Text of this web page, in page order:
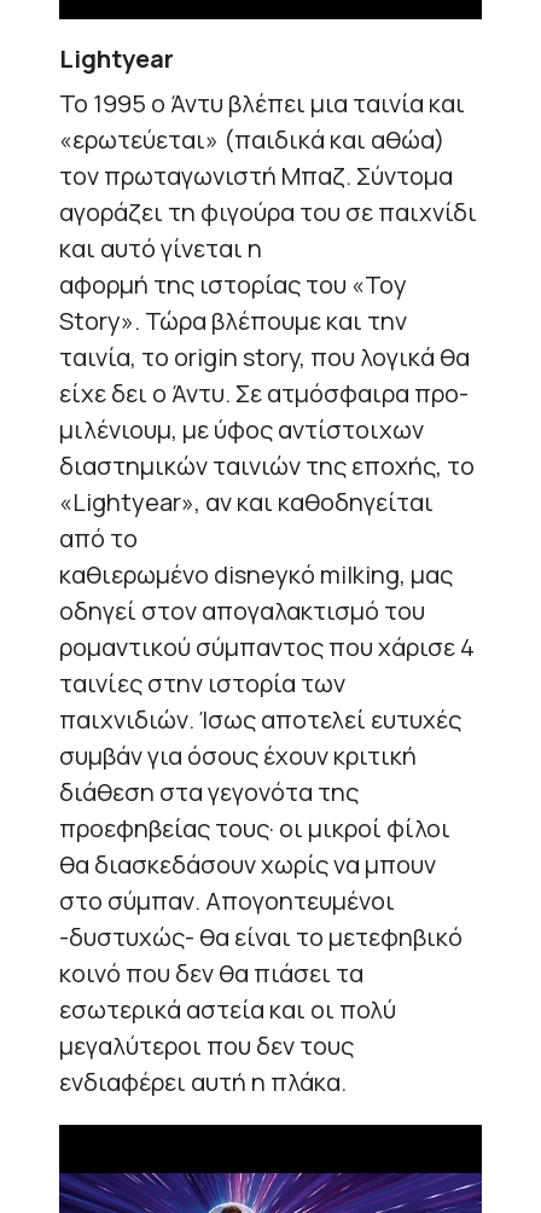
Lightyear
Το 1995 ο Άντυ βλέπει μια ταινία και
«ερωτεύεται» (παιδικά και αθώα)
τον πρωταγωνιστή Μπαζ. Σύντομα
αγοράζει τη φιγούρα του σε παιχνίδι
και αυτό γίνεται η
αφορμή της ιστορίας του «Toy
Story». Τώρα βλέπουμε και την
ταινία, το origin story, που λογικά θα
είχε δει ο Άντυ. Σε ατμόσφαιρα προ-
μιλένιουμ, με ύφος αντίστοιχων
διαστημικών ταινιών της εποχής, το
«Lightyear», αν και καθοδηγείται
από το
καθιερωμένο disneyκό milking, μας
οδηγεί στον απογαλακτισμό του
ρομαντικού σύμπαντος που χάρισε 4
ταινίες στην ιστορία των
παιχνιδιών. Ίσως αποτελεί ευτυχές
συμβάν για όσους έχουν κριτική
διάθεση στα γεγονότα της
προεφηβείας τους· οι μικροί φίλοι
θα διασκεδάσουν χωρίς να μπουν
στο σύμπαν. Απογοητευμένοι
-δυστυχώς- θα είναι το μετεφηβικό
κοινό που δεν θα πιάσει τα
εσωτερικά αστεία και οι πολύ
μεγαλύτεροι που δεν τους
ενδιαφέρει αυτή η πλάκα.